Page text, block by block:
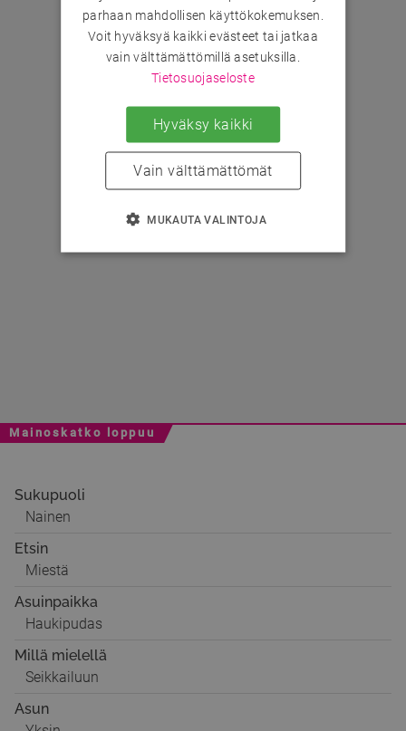
Mainoskatko loppuu
Sukupuoli
Nainen
Etsin
Miestä
Asuinpaikka
Haukipudas
Millä mielellä
Seikkailuun
Asun
parhaan mahdollisen käyttökokemuksen.
Voit hyväksyä kaikki evästeet tai jatkaa
vain välttämättömillä asetuksilla.
Tietosuojaseloste
Hyväksy kaikki
Vain välttämättömät
MUKAUTA VALINTOJA